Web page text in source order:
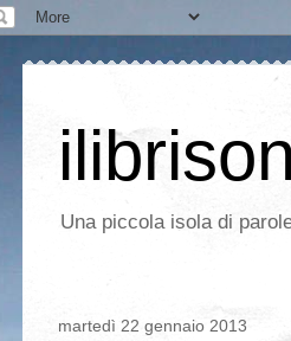
Una piccola isola di
martedì 22 gennaio 2013